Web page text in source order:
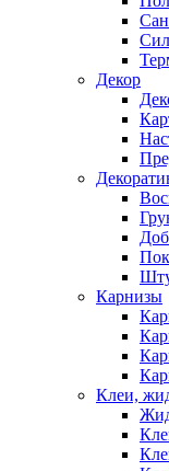
Декор
Карнизы
Клеи,